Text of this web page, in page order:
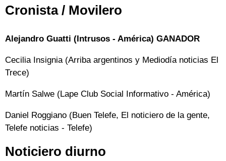
Cronista / Movilero
Alejandro Guatti (Intrusos - América) GANADOR
Cecilia Insignia (Arriba argentinos y Mediodía noticias El
Trece)
Martín Salwe (Lape Club Social Informativo - América)
Daniel Roggiano (Buen Telefe, El noticiero de la gente,
Telefe noticias - Telefe)
Noticiero diurno